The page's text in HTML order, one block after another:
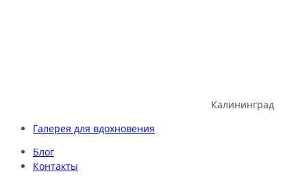
Калининград
Галерея для вдохновения
Блог
Контакты